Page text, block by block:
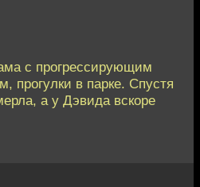
с прогрессирующим
прогулки в парке. Спустя
а у Дэвида вскоре